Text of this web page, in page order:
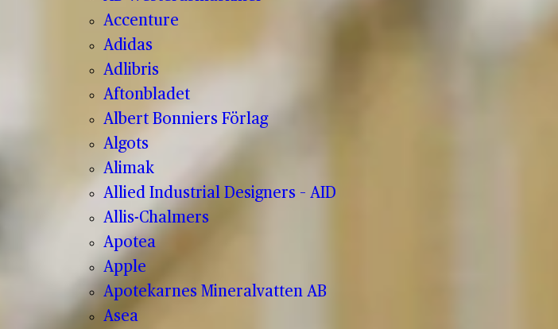
Accenture
Adidas
Adlibris
Aftonbladet
Albert Bonniers Förlag
Algots
Alimak
Allied Industrial Designers – AID
Allis-Chalmers
Apotea
Apple
Apotekarnes Mineralvatten AB
Asea